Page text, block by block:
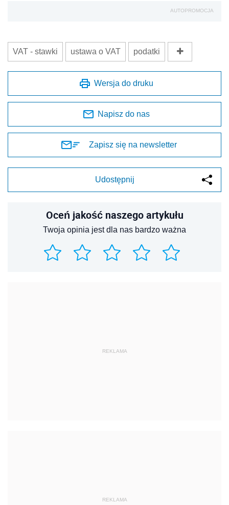
AUTOPROMOCJA
VAT - stawki ustawa o VAT podatki
Wersja do druku
Napisz do nas
Zapisz się na newsletter
Udostępnij
Oceń jakość naszego artykułu
Twoja opinia jest dla nas bardzo ważna
REKLAMA
REKLAMA